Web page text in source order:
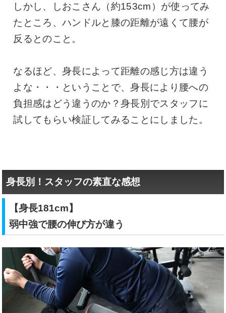
しかし、しおこさん（約153cm）が使ってみ
たところ、ハンドルと膝の距離が遠くて腰が
反るとのこと。
なるほど、身長によって距離の感じ方は違う
よな・・・ということで、身長により腰への
負担感はどう違うのか？身長別でスタッフに
試してもらい検証してみることにしました。
身長別！スタッフの素直な感想
【身長181cm】
弱中強で腰の伸び方が違う